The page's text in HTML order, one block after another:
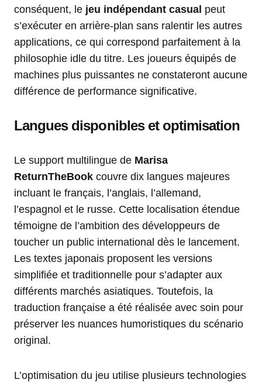
conséquent, le jeu indépendant casual peut
s’exécuter en arrière-plan sans ralentir les autres
applications, ce qui correspond parfaitement à la
philosophie idle du titre. Les joueurs équipés de
machines plus puissantes ne constateront aucune
différence de performance significative.
Langues disponibles et optimisation
Le support multilingue de Marisa
ReturnTheBook couvre dix langues majeures
incluant le français, l’anglais, l’allemand,
l’espagnol et le russe. Cette localisation étendue
témoigne de l’ambition des développeurs de
toucher un public international dès le lancement.
Les textes japonais proposent les versions
simplifiée et traditionnelle pour s’adapter aux
différents marchés asiatiques. Toutefois, la
traduction française a été réalisée avec soin pour
préserver les nuances humoristiques du scénario
original.
L’optimisation du jeu utilise plusieurs technologies